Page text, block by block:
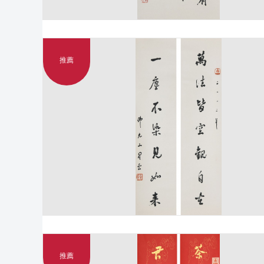
推薦
推薦